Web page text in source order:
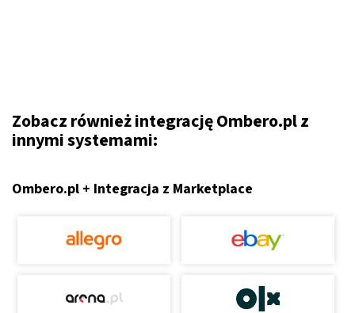
Zobacz również integrację Ombero.pl z
innymi systemami:
Ombero.pl + Integracja z Marketplace